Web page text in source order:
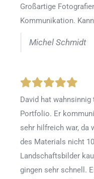
Großartige
Kommunikation.
Michel Schmidt
David hat
Portfolio. Er
sehr hilfreich war, da
des Materials nicht
Landschaftsbilder
gingen sehr schnell.